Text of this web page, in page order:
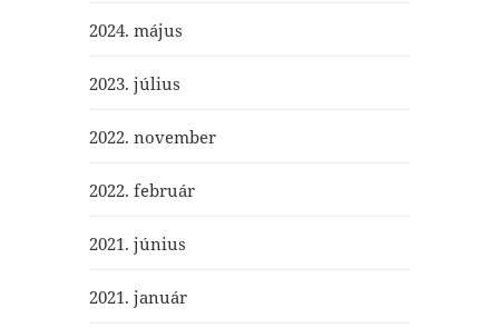
2024. május
2023. július
2022. november
2022. február
2021. június
2021. január